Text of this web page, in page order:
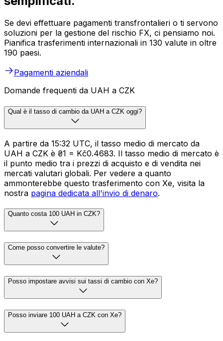
Se devi effettuare pagamenti transfrontalieri o ti servono
soluzioni per la gestione del rischio FX, ci pensiamo noi.
Pianifica trasferimenti internazionali in 130 valute in oltre
190 paesi.
Pagamenti aziendali
Domande frequenti da UAH a CZK
Qual è il tasso di cambio da UAH a CZK oggi?
A partire da 15:32 UTC, il tasso medio di mercato da
UAH a CZK è ₴1 = Kč0.4683. Il tasso medio di mercato è
il punto medio tra i prezzi di acquisto e di vendita nei
mercati valutari globali. Per vedere a quanto
ammonterebbe questo trasferimento con Xe, visita la
nostra pagina dedicata all'invio di denaro.
Quanto costa 100 UAH in CZK?
Come posso convertire le valute?
Posso impostare avvisi sui tassi di cambio con Xe?
Posso inviare 100 UAH a CZK con Xe?